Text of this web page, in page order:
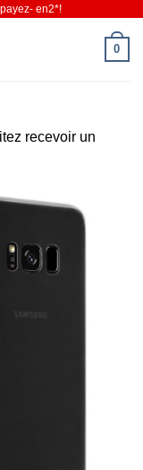
en2*!
0
recevoir un